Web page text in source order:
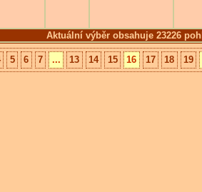
Aktuální výběr obsahuje 23226
5 6 7 ... 13 14 15 16 17 18 19